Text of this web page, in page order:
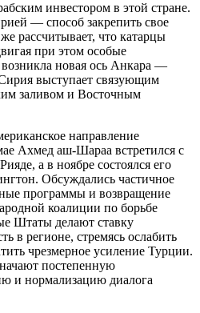
инвестором в этой стране.
— способ закрепить свое
рассчитывает, что катарцы
при этом особые
новая ось Анкара —
выступает связующим
заливом и Восточным
направление
Ахмед аш-Шараа встретился с
а в ноябре состоялся его
Обсуждались частичное
программы и возвращение
коалиции по борьбе
Штаты делают ставку
в регионе, стремясь ослабить
чрезмерное усиление Турции.
постепенную
и нормализацию диалога